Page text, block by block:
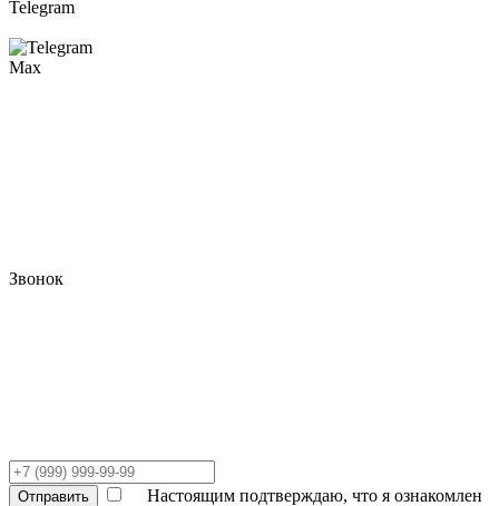
Telegram
Max
Звонок
Отправить
Настоящим подтверждаю, что я ознакомлен